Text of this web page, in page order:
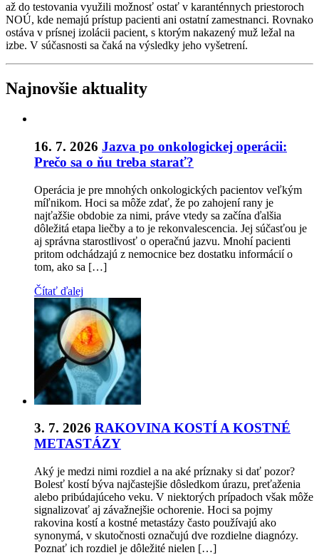
až do testovania využili možnosť ostať v karanténnych priestoroch
NOÚ, kde nemajú prístup pacienti ani ostatní zamestnanci. Rovnako
ostáva v prísnej izolácii pacient, s ktorým nakazený muž ležal na
izbe. V súčasnosti sa čaká na výsledky jeho vyšetrení.
Najnovšie aktuality
16. 7. 2026 Jazva po onkologickej operácii:
Prečo sa o ňu treba starať?
Operácia je pre mnohých onkologických pacientov veľkým
míľnikom. Hoci sa môže zdať, že po zahojení rany je
najťažšie obdobie za nimi, práve vtedy sa začína ďalšia
dôležitá etapa liečby a to je rekonvalescencia. Jej súčasťou je
aj správna starostlivosť o operačnú jazvu. Mnohí pacienti
pritom odchádzajú z nemocnice bez dostatku informácií o
tom, ako sa […]
Čítať ďalej
3. 7. 2026 RAKOVINA KOSTÍ A KOSTNÉ
METASTÁZY
Aký je medzi nimi rozdiel a na aké príznaky si dať pozor?
Bolesť kostí býva najčastejšie dôsledkom úrazu, preťaženia
alebo pribúdajúceho veku. V niektorých prípadoch však môže
signalizovať aj závažnejšie ochorenie. Hoci sa pojmy
rakovina kostí a kostné metastázy často používajú ako
synonymá, v skutočnosti označujú dve rozdielne diagnózy.
Poznať ich rozdiel je dôležité nielen […]